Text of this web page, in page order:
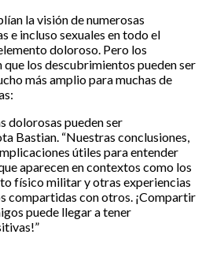
la visión de numerosas
e incluso sexuales en todo el
doloroso. Pero los
los descubrimientos pueden ser
más amplio para muchas de
dolorosas pueden ser
Bastian. “Nuestras conclusiones,
útiles para entender
aparecen en contextos como los
físico militar y otras experiencias
compartidas con otros. ¡Compartir
puede llegar a tener